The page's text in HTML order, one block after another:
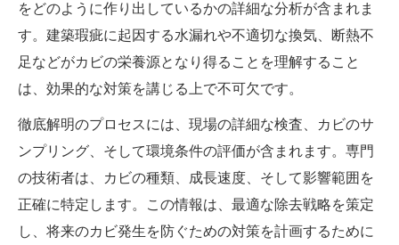
をどのように作り出しているかの詳細な分析が含まれま
す。建築瑕疵に起因する水漏れや不適切な換気、断熱不
足などがカビの栄養源となり得ることを理解すること
は、効果的な対策を講じる上で不可欠です。
徹底解明のプロセスには、現場の詳細な検査、カビのサ
ンプリング、そして環境条件の評価が含まれます。専門
の技術者は、カビの種類、成長速度、そして影響範囲を
正確に特定します。この情報は、最適な除去戦略を策定
し、将来のカビ発生を防ぐための対策を計画するために